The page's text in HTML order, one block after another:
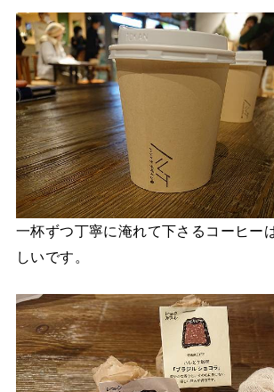
一杯ずつ丁寧に淹れて下さるコーヒー
しいです。